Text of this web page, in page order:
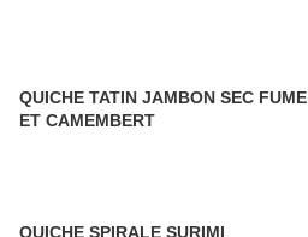
QUICHE TATIN JAMBON SEC FUME
ET CAMEMBERT
QUICHE SPIRALE SURIMI